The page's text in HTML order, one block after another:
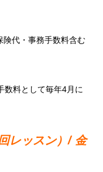
険代・事務手数料含む
料として毎年4月に
レッスン）/ 金